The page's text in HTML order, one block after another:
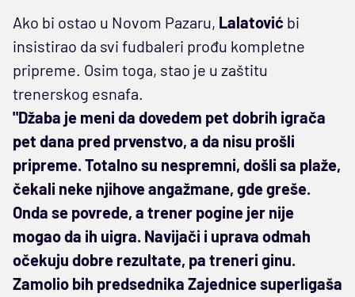
Ako bi ostao u Novom Pazaru, Lalatović bi
insistirao da svi fudbaleri prođu kompletne
pripreme. Osim toga, stao je u zaštitu
trenerskog esnafa.
"Džaba je meni da dovedem pet dobrih igrača
pet dana pred prvenstvo, a da nisu prošli
pripreme. Totalno su nespremni, došli sa plaže,
čekali neke njihove angažmane, gde greše.
Onda se povrede, a trener pogine jer nije
mogao da ih uigra. Navijači i uprava odmah
očekuju dobre rezultate, pa treneri ginu.
Zamolio bih predsednika Zajednice superligaša